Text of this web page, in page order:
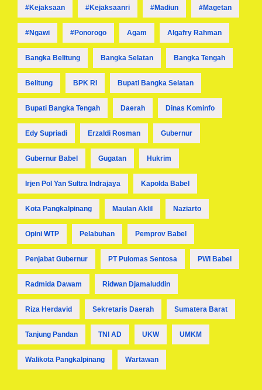
#kejaksaan #kejaksaanri #madiun #magetan
#ngawi #ponorogo Agam Algafry Rahman
Bangka Belitung Bangka Selatan Bangka Tengah
Belitung BPK RI Bupati Bangka Selatan
Bupati Bangka Tengah Daerah Dinas Kominfo
Edy Supriadi Erzaldi Rosman Gubernur
Gubernur Babel Gugatan Hukrim
Irjen Pol Yan Sultra Indrajaya Kapolda Babel
Kota Pangkalpinang Maulan Aklil Naziarto
Opini WTP Pelabuhan Pemprov Babel
Penjabat Gubernur PT Pulomas Sentosa PWI Babel
Radmida Dawam Ridwan Djamaluddin
Riza Herdavid Sekretaris Daerah Sumatera Barat
Tanjung Pandan TNI AD UKW UMKM
Walikota Pangkalpinang Wartawan